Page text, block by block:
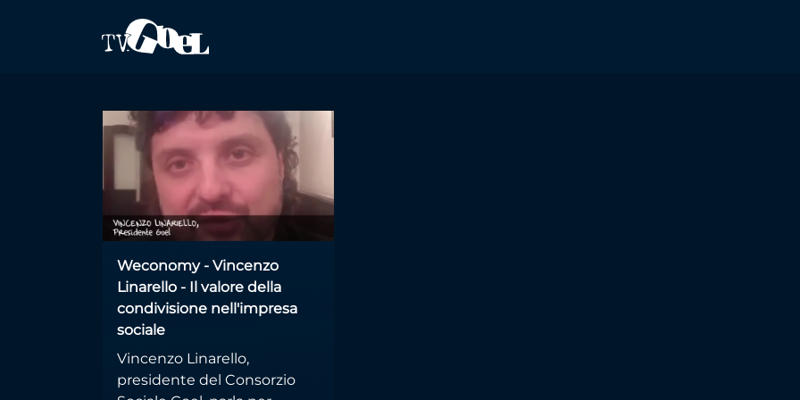
create
Weconomy - Vincenzo
Linarello - Il valore della
condivisione nell'impresa
sociale
Vincenzo Linarello,
presidente del Consorzio